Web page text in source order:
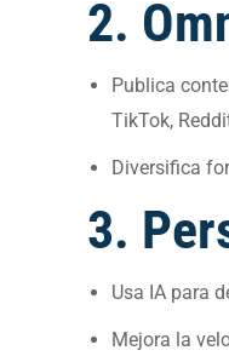
2.
Publica
TikTok,
Diversifica
3.
Usa IA para
Mejora la